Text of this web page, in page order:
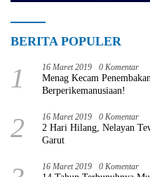
BERITA POPULER
1 16 Maret 2019 0 Komentar
Menag Kecam
Berperikemanusiaan!
2 16 Maret 2019 0 Komentar
2 Hari Hilang, Nelayan
Garut
16 Maret 2019 0 Komentar